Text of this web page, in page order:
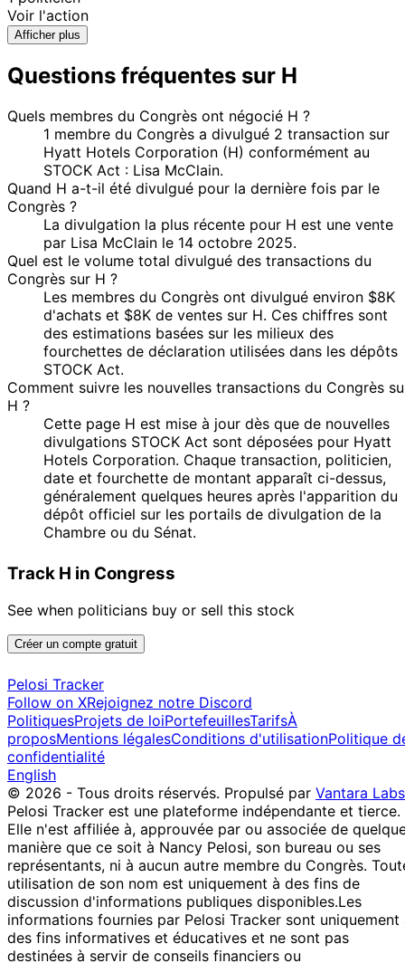
Voir l'action
Afficher plus
Questions fréquentes sur H
Quels membres du Congrès ont négocié H ?
1 membre du Congrès a divulgué 2 transaction sur
Hyatt Hotels Corporation (H) conformément au
STOCK Act : Lisa McClain.
Quand H a-t-il été divulgué pour la dernière fois par le
Congrès ?
La divulgation la plus récente pour H est une vente
par Lisa McClain le 14 octobre 2025.
Quel est le volume total divulgué des transactions du
Congrès sur H ?
Les membres du Congrès ont divulgué environ $8K
d'achats et $8K de ventes sur H. Ces chiffres sont
des estimations basées sur les milieux des
fourchettes de déclaration utilisées dans les dépôts
STOCK Act.
Comment suivre les nouvelles transactions du Congrès
H ?
Cette page H est mise à jour dès que de nouvelles
divulgations STOCK Act sont déposées pour Hyatt
Hotels Corporation. Chaque transaction, politicien,
date et fourchette de montant apparaît ci-dessus,
généralement quelques heures après l'apparition du
dépôt officiel sur les portails de divulgation de la
Chambre ou du Sénat.
Track H in Congress
See when politicians buy or sell this stock
Créer un compte gratuit
Pelosi Tracker
Follow on XRejoignez notre Discord
PolitiquesProjets de loiPortefeuillesTarifsÀ
proposMentions légalesConditions d'utilisationPolitique
confidentialité
English
© 2026 - Tous droits réservés. Propulsé par Vantara Labs
Pelosi Tracker est une plateforme indépendante et tierce.
Elle n'est affiliée à, approuvée par ou associée de
manière que ce soit à Nancy Pelosi, son bureau ou ses
représentants, ni à aucun autre membre du Congrès.
utilisation de son nom est uniquement à des fins de
discussion d'informations publiques disponibles.Les
informations fournies par Pelosi Tracker sont uniquement
des fins informatives et éducatives et ne sont pas
destinées à servir de conseils financiers ou